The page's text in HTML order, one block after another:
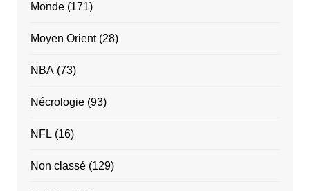
Monde(171)
Moyen Orient(28)
NBA(73)
Nécrologie(93)
NFL(16)
Non classé(129)